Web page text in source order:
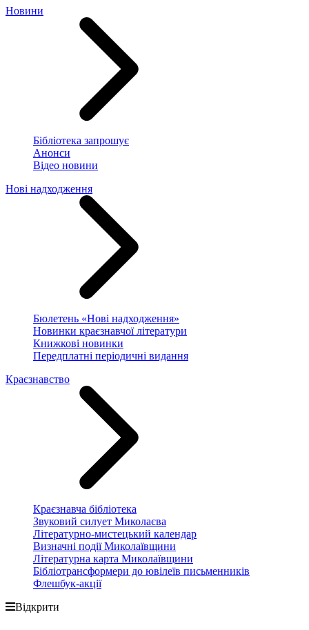
Новини
Бібліотека запрошує
Анонси
Відео новини
Нові надходження
Бюлетень «Нові надходження»
Новинки краєзнавчої літератури
Книжкові новинки
Передплатні періодичні видання
Краєзнавство
Краєзнавча бібліотека
Звуковий силует Миколаєва
Літературно-мистецький календар
Визначні події Миколаївщини
Літературна карта Миколаївщини
Бібліотрансформери до ювілеїв письменників
Флешбук-акції
Відкрити